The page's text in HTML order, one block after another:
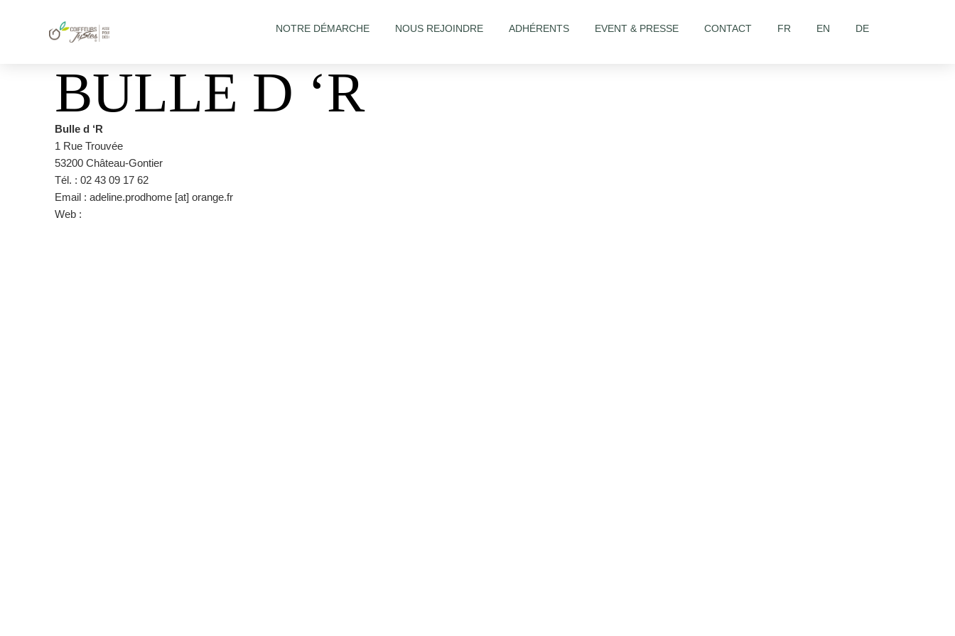
NOTRE DÉMARCHE NOUS REJOINDRE ADHÉRENTS EVENT & PRESSE CONTACT FR EN DE
BULLE D ‘R
Bulle d ‘R
1 Rue Trouvée
53200 Château-Gontier
Tél. : 02 43 09 17 62
Email : adeline.prodhome [at] orange.fr
Web :